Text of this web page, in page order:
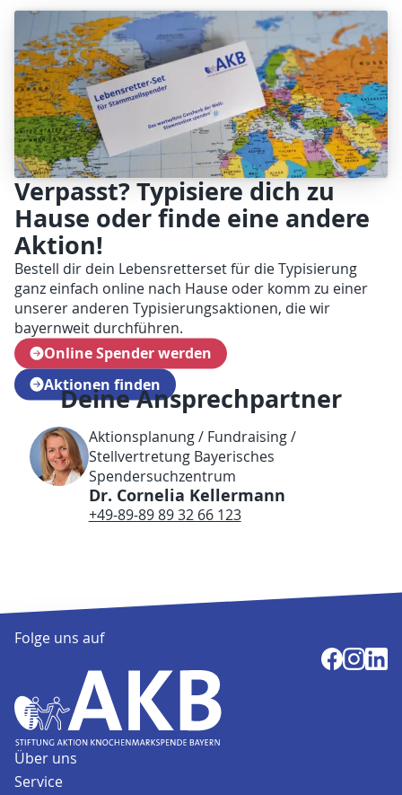
Verpasst? Typisiere dich zu
Hause oder finde eine andere
Aktion!
Bestell dir dein Lebensretterset für die Typisierung
ganz einfach online nach Hause oder komm zu einer
unserer anderen Typisierungsaktionen, die wir
bayernweit durchführen.
Online Spender werden
Aktionen finden
Deine Ansprechpartner
Aktionsplanung / Fundraising /
Stellvertretung Bayerisches
Spendersuchzentrum
Dr. Cornelia Kellermann
+49-89-89 89 32 66 123
Folge uns auf
Über uns
Service